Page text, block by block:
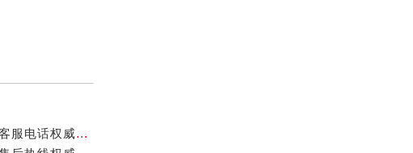
成都天梭官方售后服务中心｜最新维修地址与客服电话权威信息公示（2026年7月最新）